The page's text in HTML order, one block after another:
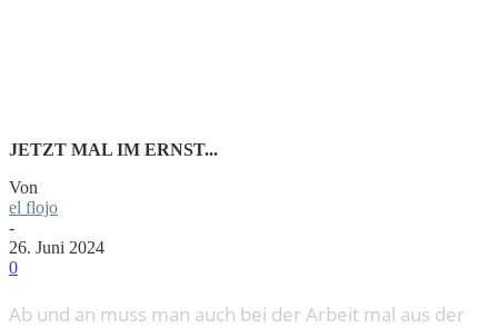
JETZT MAL IM ERNST...
Von
el flojo
-
26. Juni 2024
0
Ab und an muss man auch bei der Arbeit mal aus der